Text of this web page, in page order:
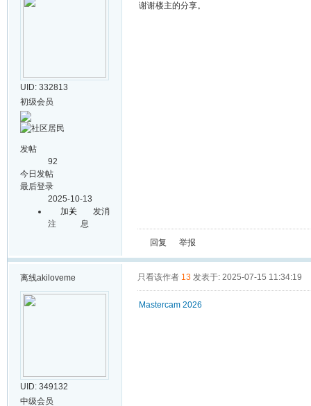
UID: 332813
初级会员
发帖
92
今日发帖
最后登录
2025-10-13
加关
注
发消
息
谢谢楼主的分享。
回复 举报
离线akiloveme
UID: 349132
中级会员
只看该作者 13 发表于: 2025-07-15 11:34:19
Mastercam 2026